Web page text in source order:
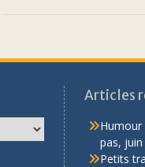
Articles
pas, juin
Petits